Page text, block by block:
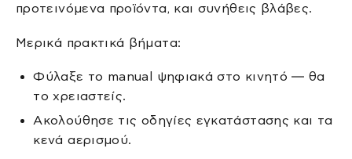
προτεινόμενα προϊόντα, και συνήθεις βλάβες.
Μερικά πρακτικά βήματα:
Φύλαξε το manual ψηφιακά στο κινητό — θα
το χρειαστείς.
Ακολούθησε τις οδηγίες εγκατάστασης και τα
κενά αερισμού.